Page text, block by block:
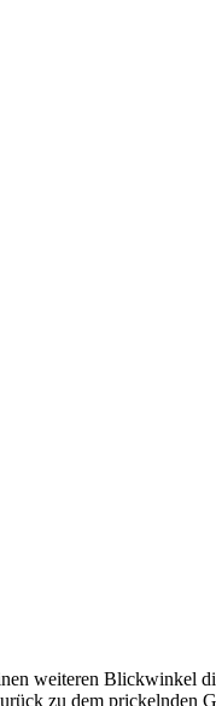
weiteren Blickwinkel
zu dem prickelnden